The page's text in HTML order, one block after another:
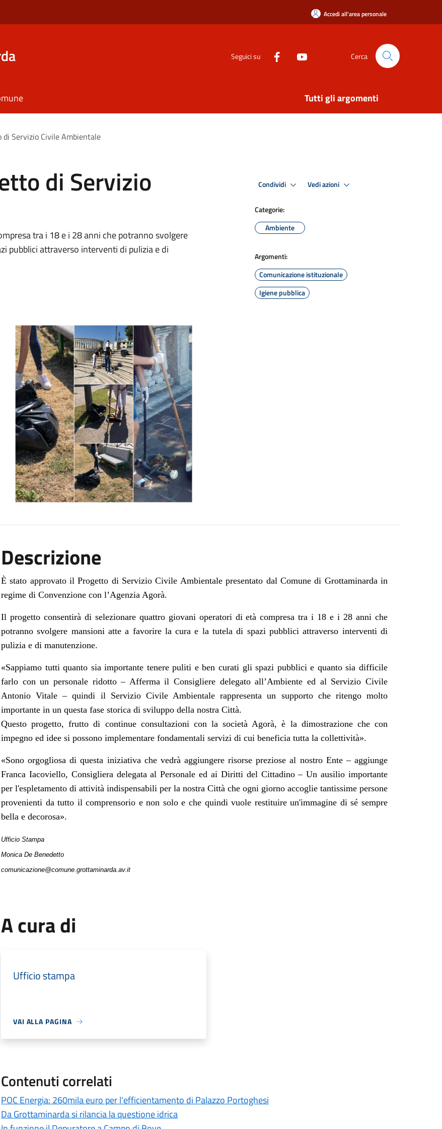
Accedi all'area personale
Seguici su Cerca
Tutti gli argomenti
Servizio Civile Ambientale
di Servizio
tra i 18 e i 28 anni che potranno svolgere
pubblici attraverso interventi di pulizia e di
Condividi Vedi azioni
Categorie:
Ambiente
Argomenti:
Comunicazione istituzionale
Igiene pubblica
Descrizione
È stato approvato il Progetto di Servizio Civile Ambientale presentato dal Comune di Grottaminarda in
regime di Convenzione con l’Agenzia Agorà.
Il progetto consentirà di selezionare quattro giovani operatori di età compresa tra i 18 e i 28 anni che
potranno svolgere mansioni atte a favorire la cura e la tutela di spazi pubblici attraverso interventi di
pulizia e di manutenzione.
«Sappiamo tutti quanto sia importante tenere puliti e ben curati gli spazi pubblici e quanto sia difficile
farlo con un personale ridotto – Afferma il Consigliere delegato all’Ambiente ed al Servizio Civile
Antonio Vitale – quindi il Servizio Civile Ambientale rappresenta un supporto che ritengo molto
importante in un questa fase storica di sviluppo della nostra Città.
Questo progetto, frutto di continue consultazioni con la società Agorà, è la dimostrazione che con
impegno ed idee si possono implementare fondamentali servizi di cui beneficia tutta la collettività».
«Sono orgogliosa di questa iniziativa che vedrà aggiungere risorse preziose al nostro Ente – aggiunge
Franca Iacoviello, Consigliera delegata al Personale ed ai Diritti del Cittadino – Un ausilio importante
per l'espletamento di attività indispensabili per la nostra Città che ogni giorno accoglie tantissime persone
provenienti da tutto il comprensorio e non solo e che quindi vuole restituire un'immagine di sé sempre
bella e decorosa».
Ufficio Stampa
Monica De Benedetto
comunicazione@comune.grottaminarda.av.it
A cura di
Ufficio stampa
VAI ALLA PAGINA
Contenuti correlati
POC Energia: 260mila euro per l'efficientamento di Palazzo Portoghesi
Da Grottaminarda si rilancia la questione idrica